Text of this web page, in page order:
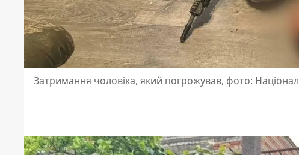
Затримання чоловіка, який погрожував, фото: